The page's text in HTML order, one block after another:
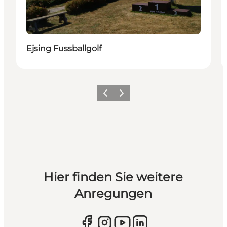
Ejsing Fussballgolf
Vorherige Folie
Nächste Folie
Hier finden Sie weitere
Anregungen